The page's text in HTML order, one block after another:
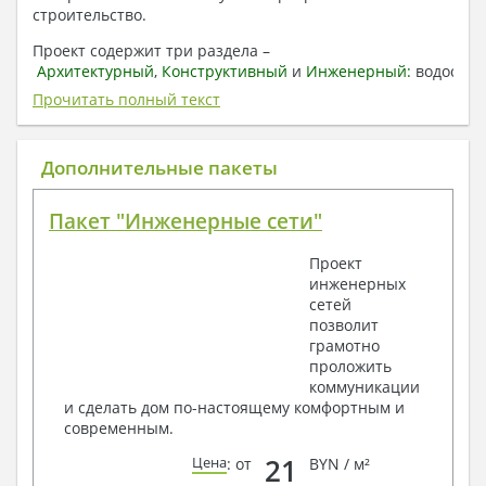
строительство.
Проект содержит три раздела –
Архитектурный, Конструктивный и Инженерный:
отопление, вентиляция, канализация,
электроснабжение (приобретается за дополнительную
плату) + Пояснительная записка.
1. Архитектурный раздел:
План координационных осей
Поэтажные маркировочные планы с
Разрезы и состав конструкций
Фасады с ведомостью внешних отделок
Элементы проемов – спецификация
Ведомость перемычек – сечения и
спецификация
Экспликация полов
Архитектурные узлы в конструкциях
Прочитать полный текст
Дополнительные пакеты
Пакет "Инженерные сети"
Проект
инженерных
сетей
позволит
грамотно
проложить
коммуникации
и сделать дом по-настоящему комфортным и
современным.
Цена: от 21 BYN / м²